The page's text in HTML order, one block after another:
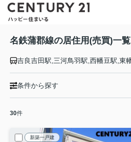
名鉄蒲郡線の居住用(売買)一覧
条件から探す
30件
新築一戸建